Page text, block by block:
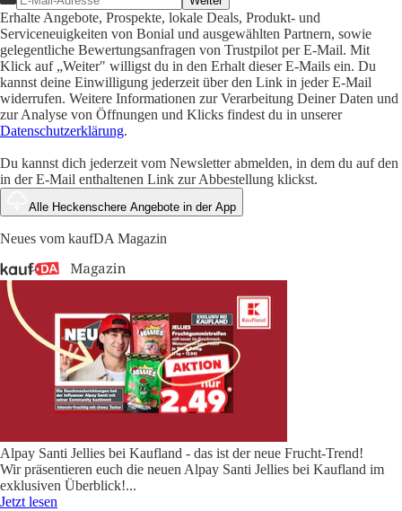
Erhalte Angebote, Prospekte, lokale Deals, Produkt- und
Serviceneuigkeiten von Bonial und ausgewählten Partnern, sowie
gelegentliche Bewertungsanfragen von Trustpilot per E-Mail. Mit
Klick auf „Weiter" willigst du in den Erhalt dieser E-Mails ein. Du
kannst deine Einwilligung jederzeit über den Link in jeder E-Mail
widerrufen. Weitere Informationen zur Verarbeitung Deiner Daten und
zur Analyse von Öffnungen und Klicks findest du in unserer
Datenschutzerklärung.
Du kannst dich jederzeit vom Newsletter abmelden, in dem du auf den
in der E-Mail enthaltenen Link zur Abbestellung klickst.
Alle Heckenschere Angebote in der App
Neues vom kaufDA Magazin
Alpay Santi Jellies bei Kaufland - das ist der neue Frucht-Trend!
Wir präsentieren euch die neuen Alpay Santi Jellies bei Kaufland im
exklusiven Überblick!...
Jetzt lesen